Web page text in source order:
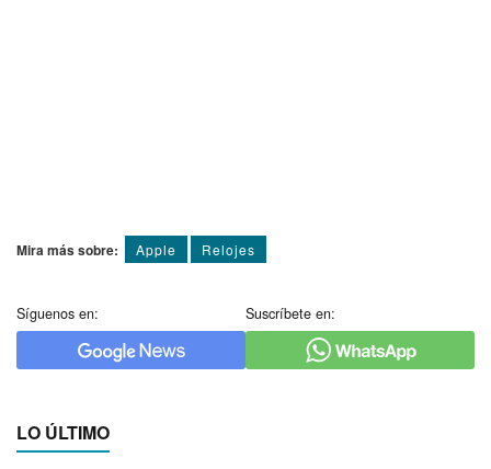
Mira más sobre: Apple Relojes
Síguenos en: Suscríbete en:
LO ÚLTIMO